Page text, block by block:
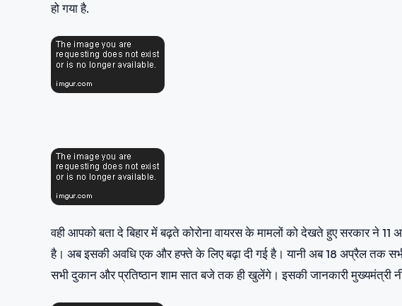
हो गया है.
वही आपको बता दे बिहार में बढ़ते कोरोना वायरस के मामलों को देखते हुए सरकार
है। अब इसकी अवधि एक और हफ्ते के लिए बढ़ा दी गई है। यानी अब 18 अप्रैल तक
सभी दुकान और प्रतिष्ठान शाम सात बजे तक ही खुलेंगे। इसकी जानकारी मुख्यमंत्री